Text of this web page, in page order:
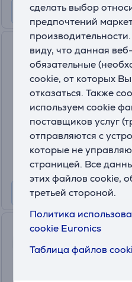
сделать выбор
предпочтений
виду, что данная
обязательные
cookie, от которых
отказаться. Также
используем cookie
поставщиков услуг
отправляются с
которые не
страницей. Все
этих файлов cookie,
третьей стороной.
Политика
cookie Euronics
Таблица файлов
10